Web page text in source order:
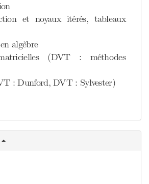
et noyaux itérés, tableaux
algèbre
(DVT : méthodes
: Dunford, DVT : Sylvester)